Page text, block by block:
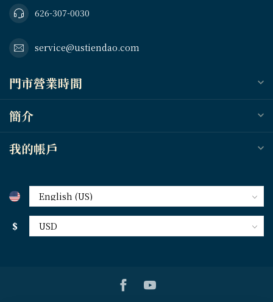
626-307-0030
service@ustiendao.com
門市營業時間
簡介
我的帳戶
$